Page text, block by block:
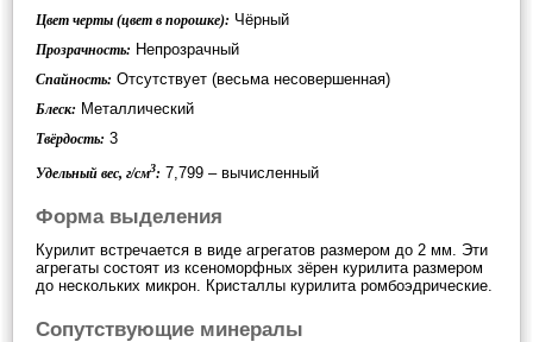
Цвет черты (цвет в порошке): Чёрный
Прозрачность: Непрозрачный
Спайность: Отсутствует (весьма несовершенная)
Блеск: Металлический
Твёрдость: 3
Удельный вес, г/см3: 7,799 – вычисленный
Форма выделения
Курилит встречается в виде агрегатов размером до 2 мм. Эти
агрегаты состоят из ксеноморфных зёрен курилита размером
до нескольких микрон. Кристаллы курилита ромбоэдрические.
Сопутствующие минералы